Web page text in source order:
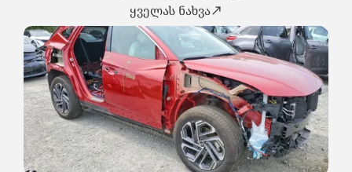
ყველას ნახვა